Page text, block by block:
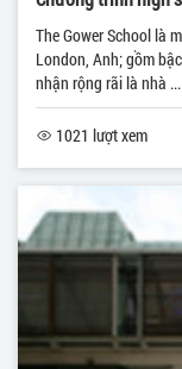
The Gower School là
London, Anh; gồm
nhận rộng rãi là nhà ...
1021 lượt xem